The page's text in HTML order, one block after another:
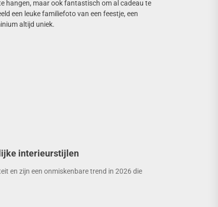
hangen, maar ook fantastisch om al cadeau te
een leuke familiefoto van een feestje, een
altijd uniek.
interieurstijlen
en zijn een onmiskenbare trend in 2026 die